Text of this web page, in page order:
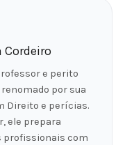
Cordeiro
e perito
por sua
Direito e perícias.
ele prepara
profissionais com